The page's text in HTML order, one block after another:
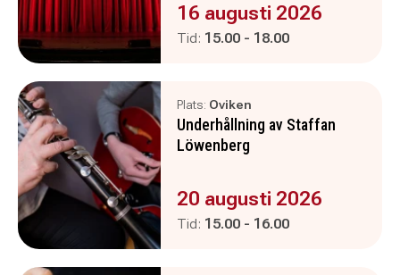
Evenemanget är :
16 augusti 2026
Tid: Pågår mellan
15.00 - och
18.00
Plats: Oviken
Underhållning av Staffan
Löwenberg
Evenemanget är :
20 augusti 2026
Tid: Pågår mellan
15.00 - och
16.00